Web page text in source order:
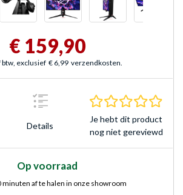
€ 159,90
exclusief € 6,99 verzendkosten.
Details
Je hebt dit product
nog niet gereviewd
Op voorraad
minuten af te halen in onze showroom